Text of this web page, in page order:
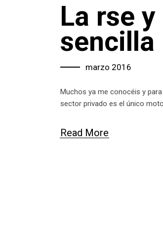
La rse
sencilla
marzo 2016
Muchos ya me conocéis y
sector privado es el único
Read More